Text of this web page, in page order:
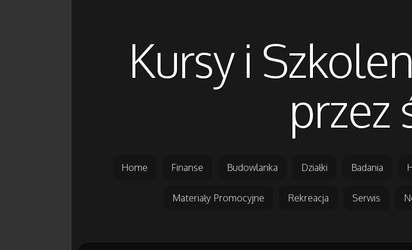
Kursy i
przez
Home Finanse Budowlanka Działki Badania
Materiały Promocyjne Rekreacja Serwis